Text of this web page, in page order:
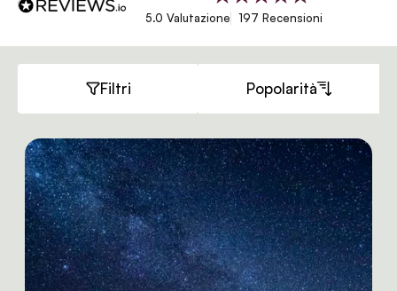
5.0 Valutazione 197 Recensioni
Filtri Popolarità